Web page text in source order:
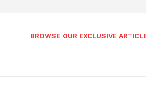
BROWSE OUR EXCLUSIVE